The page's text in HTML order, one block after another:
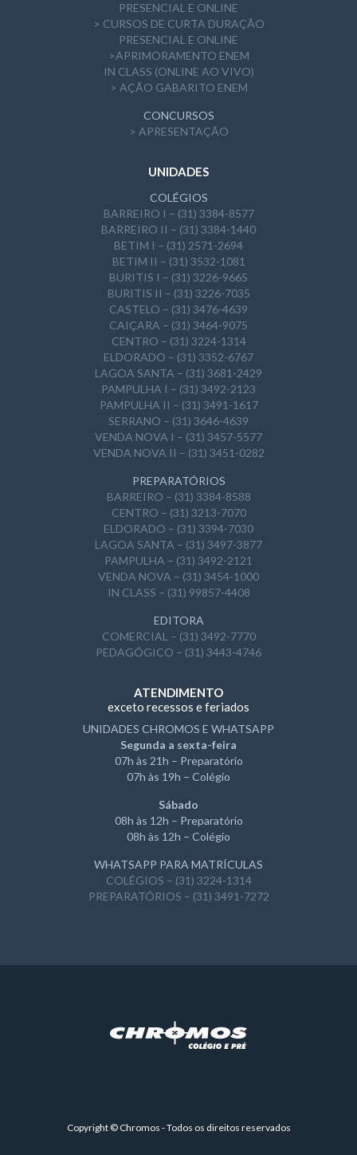
PRESENCIAL E ONLINE
> CURSOS DE CURTA DURAÇÃO
PRESENCIAL E ONLINE
>APRIMORAMENTO ENEM
IN CLASS (ONLINE AO VIVO)
> AÇÃO GABARITO ENEM
CONCURSOS
> APRESENTAÇÃO
UNIDADES
COLÉGIOS
BARREIRO I – (31) 3384-8577
BARREIRO II – (31) 3384-1440
BETIM I – (31) 2571-2694
BETIM II – (31) 3532-1081
BURITIS I – (31) 3226-9665
BURITIS II – (31) 3226-7035
CASTELO – (31) 3476-4639
CAIÇARA – (31) 3464-9075
CENTRO – (31) 3224-1314
ELDORADO – (31) 3352-6767
LAGOA SANTA – (31) 3681-2429
PAMPULHA I – (31) 3492-2123
PAMPULHA II – (31) 3491-1617
SERRANO – (31) 3646-4639
VENDA NOVA I – (31) 3457-5577
VENDA NOVA II – (31) 3451-0282
PREPARATÓRIOS
BARREIRO – (31) 3384-8588
CENTRO – (31) 3213-7070
ELDORADO – (31) 3394-7030
LAGOA SANTA – (31) 3497-3877
PAMPULHA – (31) 3492-2121
VENDA NOVA – (31) 3454-1000
IN CLASS – (31) 99857-4408
EDITORA
COMERCIAL – (31) 3492-7770
PEDAGÓGICO – (31) 3443-4746
ATENDIMENTO
exceto recessos e feriados
UNIDADES CHROMOS E WHATSAPP
Segunda a sexta-feira
07h às 21h – Preparatório
07h às 19h – Colégio
Sábado
08h às 12h – Preparatório
08h às 12h – Colégio
WHATSAPP PARA MATRÍCULAS
COLÉGIOS – (31) 3224-1314
PREPARATÓRIOS – (31) 3491-7272
Copyright © Chromos - Todos os direitos reservados